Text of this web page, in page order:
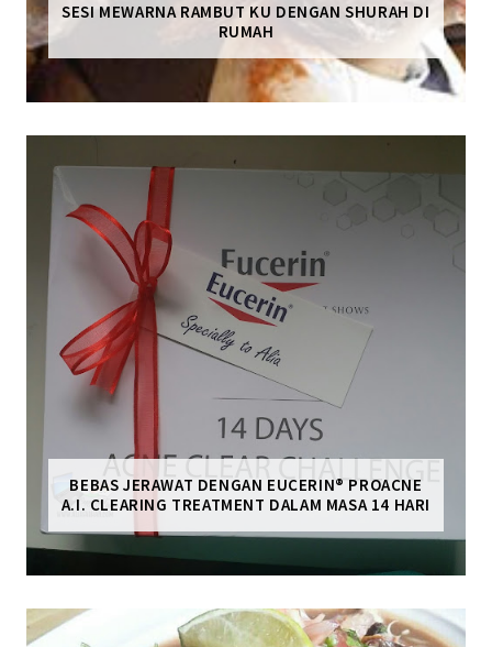
SESI MEWARNA RAMBUT KU DENGAN SHURAH DI
RUMAH
BEBAS JERAWAT DENGAN EUCERIN® PROACNE
A.I. CLEARING TREATMENT DALAM MASA 14 HARI